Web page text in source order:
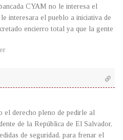
CYAM no le interesa el
interesara el pueblo a iniciativa de
encierro total ya que la gente
el derecho pleno de pedirle al
de la República de El Salvador,
de seguridad, para frenar el